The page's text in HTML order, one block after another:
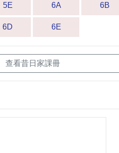
5E 6A 6B
6D 6E
查看昔日家課冊